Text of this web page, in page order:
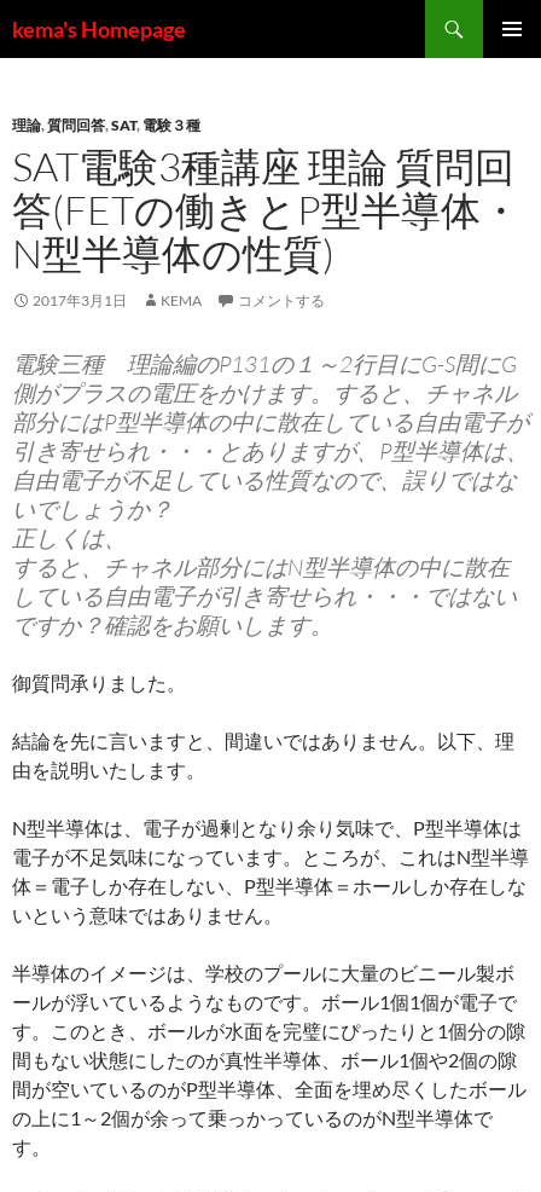
ン
ツ
へ
ス
キ
ッ
プ
kema's Homepage
索
理論,質問回答,SAT, 電験３種
SAT電験3種講座 理論 質問回
答(FETの働きとP型半導体・
N型半導体の性質)
2017年3月1日 KEMA コメントする
電験三種 理論編のP131の１～2行目にG-S間にG
側がプラスの電圧をかけます。すると、チャネル
部分にはP型半導体の中に散在している自由電子が
引き寄せられ・・・とありますが、P型半導体は、
自由電子が不足している性質なので、誤りではな
いでしょうか？
正しくは、
すると、チャネル部分にはN型半導体の中に散在
している自由電子が引き寄せられ・・・ではない
ですか？確認をお願いします。
御質問承りました。
結論を先に言いますと、間違いではありません。以下、理
由を説明いたします。
N型半導体は、電子が過剰となり余り気味で、P型半導体は
電子が不足気味になっています。ところが、これはN型半導
体＝電子しか存在しない、P型半導体＝ホールしか存在しな
いという意味ではありません。
半導体のイメージは、学校のプールに大量のビニール製ボ
ールが浮いているようなものです。ボール1個1個が電子で
す。このとき、ボールが水面を完璧にぴったりと1個分の隙
間もない状態にしたのが真性半導体、ボール1個や2個の隙
間が空いているのがP型半導体、全面を埋め尽くしたボール
の上に1～2個が余って乗っかっているのがN型半導体で
す。